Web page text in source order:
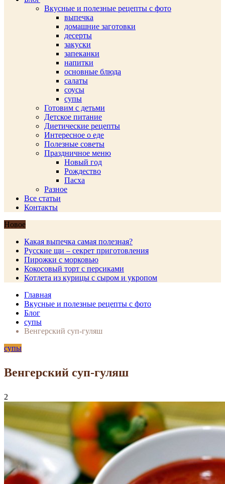
Вкусные и полезные рецепты с фото
выпечка
домашние заготовки
десерты
закуски
запеканки
напитки
основные блюда
салаты
соусы
супы
Готовим с детьми
Детское питание
Диетические рецепты
Интересное о еде
Полезные советы
Праздничное меню
Новый год
Рождество
Пасха
Разное
Все статьи
Контакты
Новое
Какая выпечка самая полезная?
Русские щи – секрет приготовления
Пирожки с морковью
Кокосовый торт с персиками
Котлета из курицы с сыром и укропом
Главная
Вкусные и полезные рецепты с фото
Блог
супы
Венгерский суп-гуляш
супы
Венгерский суп-гуляш
2